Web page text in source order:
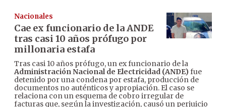
Nacionales
Cae ex funcionario de la ANDE
tras casi 10 años prófugo por
millonaria estafa
Tras casi 10 años prófugo, un ex funcionario de la
Administración Nacional de Electricidad (ANDE)fue
detenido por una condena por estafa, producción de
documentos no auténticos y apropiación. El caso se
relaciona con un esquema de cobro irregular de
facturas que, según la investigación, causó un perjuicio